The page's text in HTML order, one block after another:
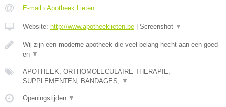
E-mail › Apotheek Lieten
Website: http://www.apotheeklieten.be | Screenshot ▼
Wij zijn een moderne apotheek die veel belang hecht aan een goed
en ▼
APOTHEEK, ORTHOMOLECULAIRE THERAPIE,
SUPPLEMENTEN, BANDAGES,
▼
Openingstijden ▼